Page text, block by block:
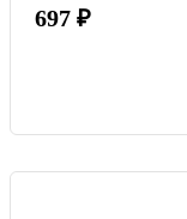
697 ₽